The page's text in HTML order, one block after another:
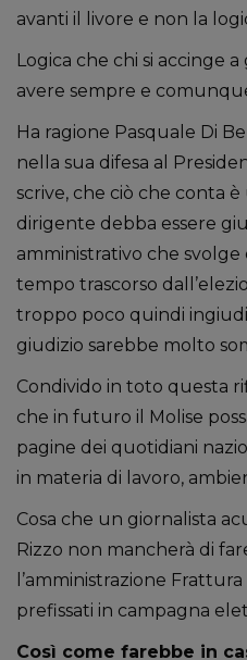
avanti il livore e non la
Logica che chi si accinge
avere sempre e
Ha ragione Pasquale Di
nella sua difesa al
scrive, che ciò che conta
dirigente debba essere
amministrativo che svolge
tempo trascorso
troppo poco quindi
giudizio sarebbe molto
Condivido in toto questa
che in futuro il Molise
pagine dei quotidiani
in materia di lavoro,
Cosa che un giornalista
Rizzo non mancherà di
l’amministrazione
prefissati in campagna
Così come farebbe in